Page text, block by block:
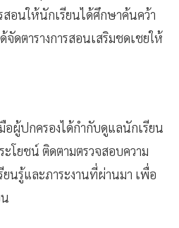
สอนให้นักเรียนได้ศึกษาค้นคว้า
จัดตารางการสอนเสริมชดเชยให้
อผู้ปกครองได้กำกับดูแลนักเรียน
ะโยชน์ ติดตามตรวจสอบความ
ยนรู้และภาระงานที่ผ่านมา เพื่อ